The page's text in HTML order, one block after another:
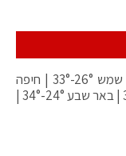
ירושלים 22°-33° | תל אביב 27°-31° | בית שמש 26°-33° | חיפה
27°-32° | אשדוד 27°-31° | בני ברק 27°-31° | באר שבע 24°-34° |